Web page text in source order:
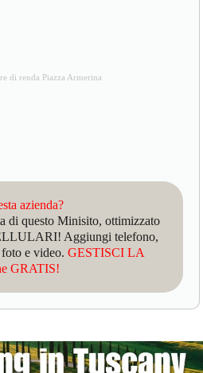
di renda Piazza Armerina
azienda?
di questo Minisito, ottimizzato
Aggiungi telefono,
foto e video.GESTISCI LA
GRATIS!